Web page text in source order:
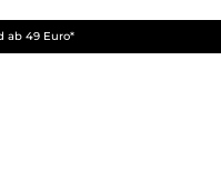
ab 49 Euro*